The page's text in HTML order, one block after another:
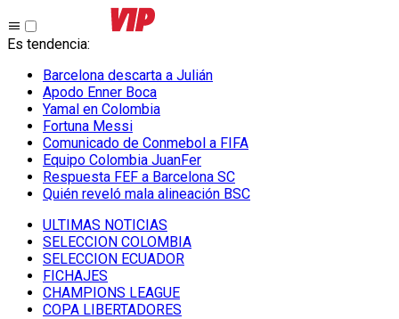
Es tendencia:
Barcelona descarta a Julián
Apodo Enner Boca
Yamal en Colombia
Fortuna Messi
Comunicado de Conmebol a FIFA
Equipo Colombia JuanFer
Respuesta FEF a Barcelona SC
Quién reveló mala alineación BSC
ULTIMAS NOTICIAS
SELECCION COLOMBIA
SELECCION ECUADOR
FICHAJES
CHAMPIONS LEAGUE
COPA LIBERTADORES